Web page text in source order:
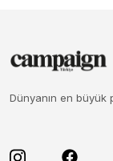
Dünyanın en büyük